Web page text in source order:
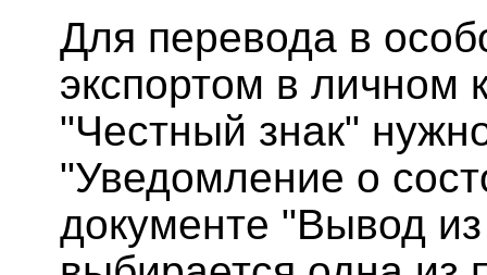
Для перевода в
экспортом в личном
"Честный знак"
"Уведомление о
документе "Вывод